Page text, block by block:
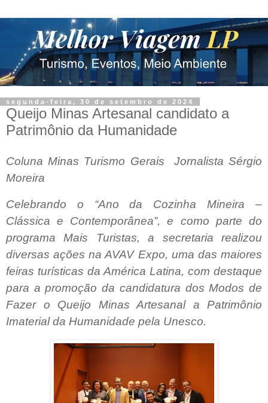
segunda-feira, 30 de setembro de 2024
Queijo Minas Artesanal candidato a
Patrimônio da Humanidade
Coluna Minas Turismo Gerais
Jornalista Sérgio
Moreira
Celebrando o “Ano da Cozinha Mineira –
Clássica e Contemporânea”, e como parte do
programa Mais Turistas, a secretaria realizou
diversas ações na AVAV Expo, uma das maiores
feiras turísticas da América Latina, com destaque
para a promoção da candidatura dos Modos de
Fazer o Queijo Minas Artesanal a Patrimônio
Imaterial da Humanidade pela Unesco.